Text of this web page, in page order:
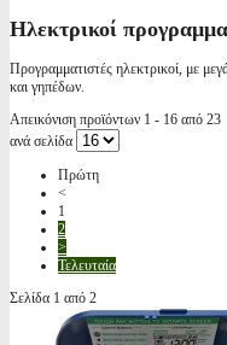
Ηλεκτρικοί
Προγραμματιστές ηλεκτρικοί, με
και γηπέδων.
Απεικόνιση προϊόντων 1 - 16 από 23
ανά σελίδα
Πρώτη
<
1
2
>
Τελευταία
Σελίδα 1 από 2